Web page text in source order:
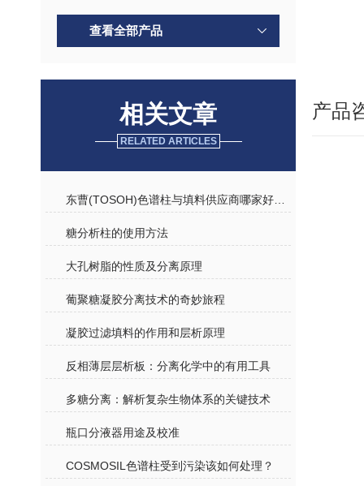
查看全部产品
相关文章
RELATED ARTICLES
糖分析柱的使用方法
大孔树脂的性质及分离原理
葡聚糖凝胶分离技术的奇妙旅程
凝胶过滤填料的作用和层析原理
反相薄层层析板：分离化学中的有用工具
多糖分离：解析复杂生物体系的关键技术
瓶口分液器用途及校准
COSMOSIL色谱柱受到污染该如何处理？
产品